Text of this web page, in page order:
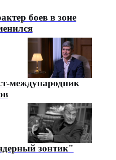
боев в зоне
международник
зонтик"